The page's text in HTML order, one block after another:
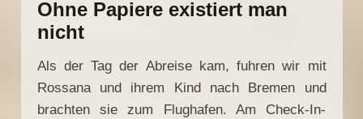
Ohne Papiere existiert man
nicht
Als der Tag der Abreise kam, fuhren wir mit
Rossana und ihrem Kind nach Bremen und
brachten sie zum Flughafen. Am Check-In-